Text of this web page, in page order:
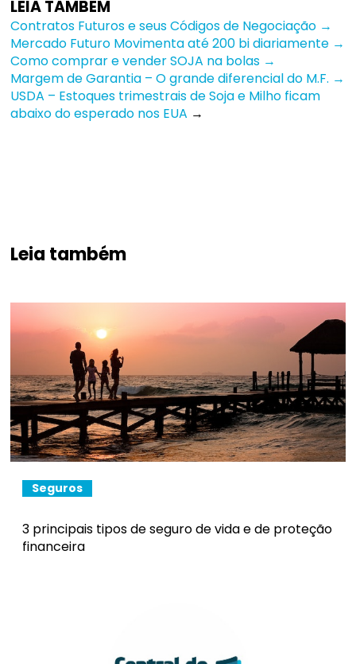
LEIA TAMBÉM
Contratos Futuros e seus Códigos de Negociação →
Mercado Futuro Movimenta até 200 bi diariamente →
Como comprar e vender SOJA na bolas →
Margem de Garantia – O grande diferencial do M.F. →
USDA – Estoques trimestrais de Soja e Milho ficam
abaixo do esperado nos EUA →
Leia também
Seguros
3 principais tipos de seguro de vida e de proteção
financeira